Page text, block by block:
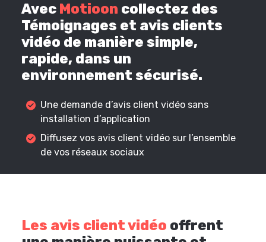
Avec Motioon collectez des
Témoignages et avis clients
vidéo de manière simple,
rapide, dans un
environnement sécurisé.
Une demande d’avis client vidéo sans
installation d’application
Diffusez vos avis client vidéo sur l’ensemble
de vos réseaux sociaux
Les avis client vidéo offrent